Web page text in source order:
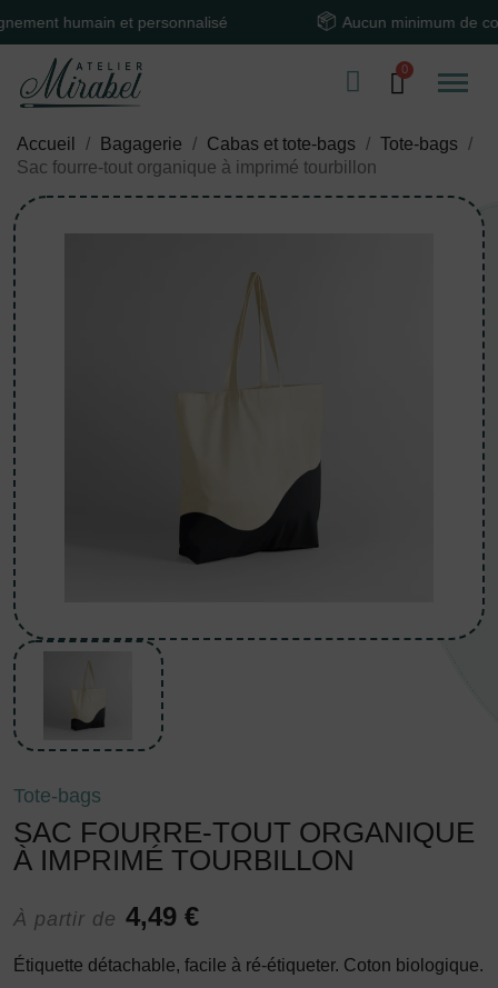
humain et personnalisé Aucun minimum de
Accueil Bagagerie Cabas et tote-bags
Tote-bags
Sac fourre-tout organique à imprimé tourbillon
Tote-bags
SAC FOURRE-TOUT ORGANIQUE
À IMPRIMÉ TOURBILLON
À partir de 4,49 €
Étiquette détachable, facile à ré-étiqueter. Coton biologique.